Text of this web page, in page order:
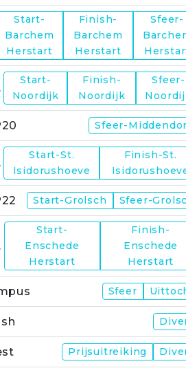
Start-
Barchem
Herstart
Finish-
Barchem
Herstart
Sfeer-
Start-
Noordijk
Finish-
Noordijk
Sfeer-
Sfeer-
Start-St.
Isidorushoeve
Finish-St.
Start-Grolsch Sfeer-
Start-
Enschede
Herstart
Finish-
Enschede
Herstart
Sfeer
Prijsuitreiking